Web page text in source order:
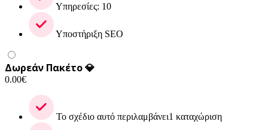
Υπηρεσίες: 10
Υποστήριξη SEO
Δωρεάν Πακέτο 💎
0.00€
Το σχέδιο αυτό περιλαμβάνει1 καταχώριση